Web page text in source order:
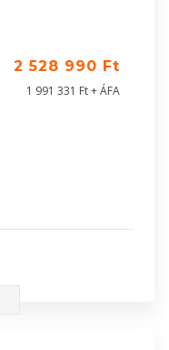
2 528 990 Ft
1 991 331 Ft + ÁFA